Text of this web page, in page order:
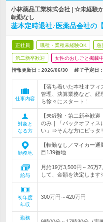
小林薬品工業株式会社 | ☆未経験
転勤なし
基本定時退社♪医薬品会社の
正社員 職種・業種未経験OK 急
第二新卒歓迎 女性のおしごと掲載中
情報更新日：2026/06/30 終了予定日：
仕事内容
【落ち着いた本社オフ
管理、決算業務など、
ら徐々にスタート！
対象と
なる方
【未経験・第二新卒歓
のみ｜「バックオフィス
い」⇒そんな方にピッタ
勤務地
【転勤なし／マイカー
目139番地
給与
月給19万3,500円～26万
して、金額を決定しま
初年度
年収
300万円～420万円
勤務